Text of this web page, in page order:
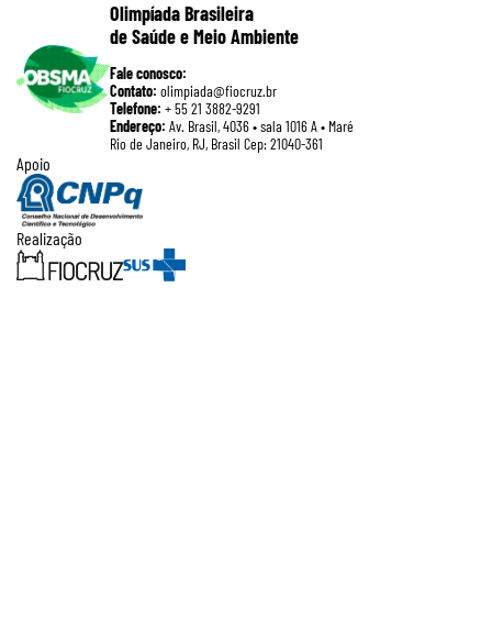
Olimpíada Brasileira
de Saúde e Meio Ambiente
Fale conosco:
Contato: olimpiada@fiocruz.br
Telefone: + 55 21 3882-9291
Endereço: Av. Brasil, 4036 • sala 1016 A • Maré
Rio de Janeiro, RJ, Brasil Cep: 21040-361
Apoio
Realização